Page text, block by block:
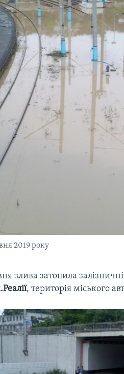
2019 року
злива затопила
, територія міського